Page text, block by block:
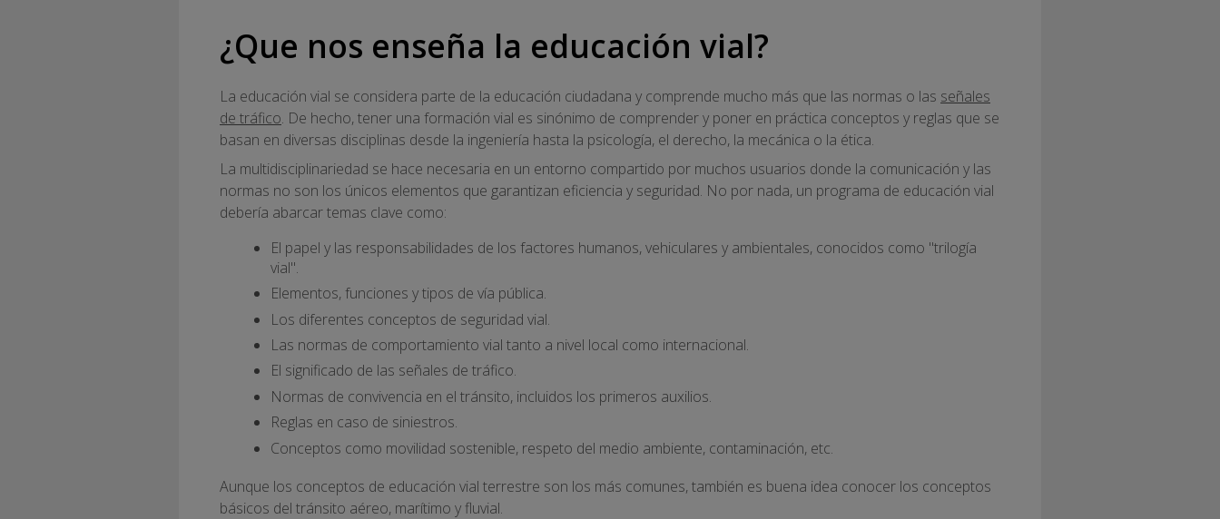
¿Que nos enseña la educación vial?
La educación vial se considera parte de la educación ciudadana y comprende mucho más que las normas o las señales
de tráfico. De hecho, tener una formación vial es sinónimo de comprender y poner en práctica conceptos y reglas que se
basan en diversas disciplinas desde la ingeniería hasta la psicología, el derecho, la mecánica o la ética.
La multidisciplinariedad se hace necesaria en un entorno compartido por muchos usuarios donde la comunicación y las
normas no son los únicos elementos que garantizan eficiencia y seguridad. No por nada, un programa de educación vial
debería abarcar temas clave como:
El papel y las responsabilidades de los factores humanos, vehiculares y ambientales, conocidos como "trilogía
vial".
Elementos, funciones y tipos de vía pública.
Los diferentes conceptos de seguridad vial.
Las normas de comportamiento vial tanto a nivel local como internacional.
El significado de las señales de tráfico.
Normas de convivencia en el tránsito, incluidos los primeros auxilios.
Reglas en caso de siniestros.
Conceptos como movilidad sostenible, respeto del medio ambiente, contaminación, etc.
Aunque los conceptos de educación vial terrestre son los más comunes, también es buena idea conocer los conceptos
básicos del tránsito aéreo, marítimo y fluvial.